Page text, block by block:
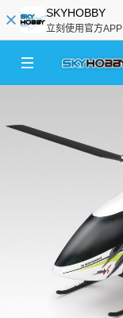
SKYHOBBY
立刻使用官方APP